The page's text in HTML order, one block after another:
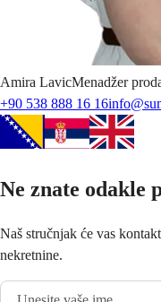
Amira LavicMenadžer
+90 538 888 16 16
Ne znate odakle
Naš stručnjak će vas
nekretnine.